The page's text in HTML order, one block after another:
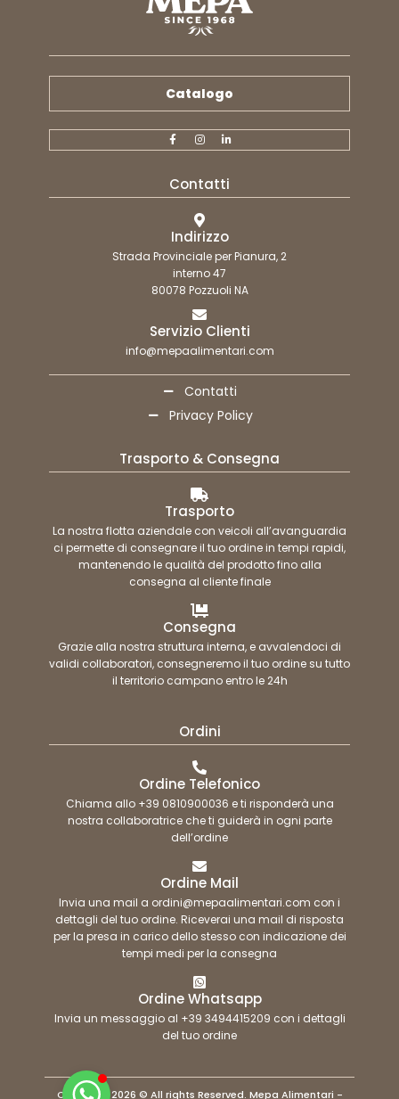
Catalogo
Contatti
Indirizzo
Strada Provinciale per Pianura, 2
interno 47
80078 Pozzuoli NA
Servizio Clienti
info@mepaalimentari.com
Contatti
Privacy Policy
Trasporto & Consegna
Trasporto
La nostra flotta aziendale con veicoli all’avanguardia
ci permette di consegnare il tuo ordine in tempi rapidi,
mantenendo le qualità del prodotto fino alla
consegna al cliente finale
Consegna
Grazie alla nostra struttura interna, e avvalendoci di
validi collaboratori, consegneremo il tuo ordine su tutto
il territorio campano entro le 24h
Ordini
Ordine Telefonico
Chiama allo +39 0810900036 e ti risponderà una
nostra collaboratrice che ti guiderà in ogni parte
dell’ordine
Ordine Mail
Invia una mail a ordini@mepaalimentari.com con i
dettagli del tuo ordine. Riceverai una mail di risposta
per la presa in carico dello stesso con indicazione dei
tempi medi per la consegna
Ordine Whatsapp
Invia un messaggio al +39 3494415209 con i dettagli
del tuo ordine
Copyright 2026 © All rights Reserved. Mepa Alimentari -